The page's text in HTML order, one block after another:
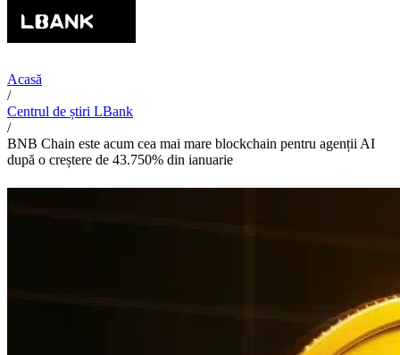
Acasă
/
Centrul de știri LBank
/
BNB Chain este acum cea mai mare blockchain pentru agenții AI
după o creștere de 43.750% din ianuarie